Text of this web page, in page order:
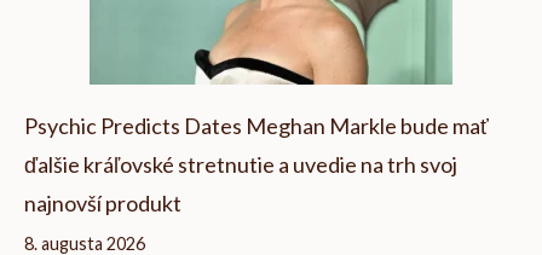
Psychic Predicts Dates Meghan Markle bude mať
ďalšie kráľovské stretnutie a uvedie na trh svoj
najnovší produkt
8. augusta 2026